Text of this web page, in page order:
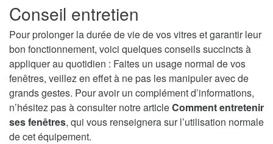
Conseil entretien
Pour prolonger la durée de vie de vos vitres et garantir leur
bon fonctionnement, voici quelques conseils succincts à
appliquer au quotidien : Faites un usage normal de vos
fenêtres, veillez en effet à ne pas les manipuler avec de
grands gestes. Pour avoir un complément d’informations,
n’hésitez pas à consulter notre articleComment entretenir
ses fenêtres, qui vous renseignera sur l’utilisation normale
de cet équipement.